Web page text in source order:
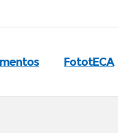
FototECA